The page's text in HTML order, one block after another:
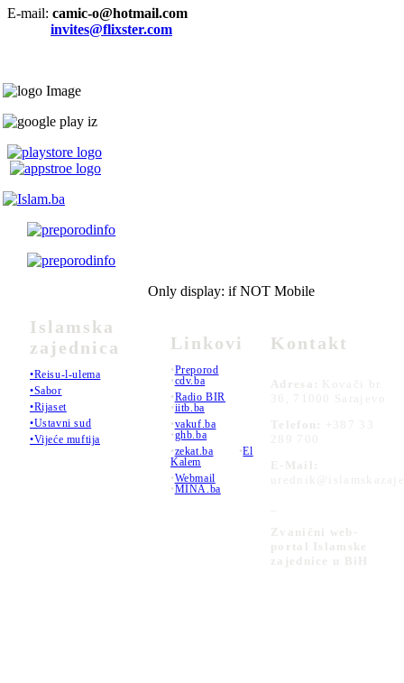
E-mail: camic-o@hotmail.com
invites@flixster.com
Islamska
zajednica
•Reisu-l-ulema
•Sabor
•Rijaset
•Ustavni sud
•Vijeće muftija
Only display: if NOT Mobile
Linkovi
•Preporod
•cdv.ba
•Radio BIR
•iitb.ba
•vakuf.ba
•ghb.ba
•zekat.ba •El
Kalem
•Webmail
•MINA.ba
Kontakt
Adresa:
Kovači br.
36, 71000 Sarajevo
Telefon:
+387 33
289 700
E-Mail:
Zvanični web-
portal Islamske
zajednice u BiH